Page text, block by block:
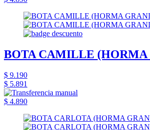
BOTA CAMILLE (HORMA
$ 9.190
$ 5.891
$ 4.890